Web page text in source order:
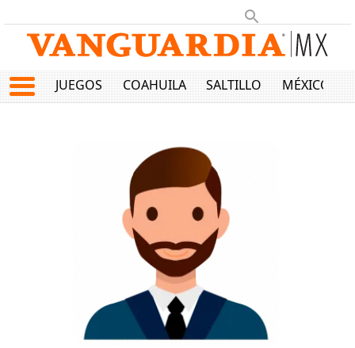
JUEGOS COAHUILA SALTILLO MÉXICO